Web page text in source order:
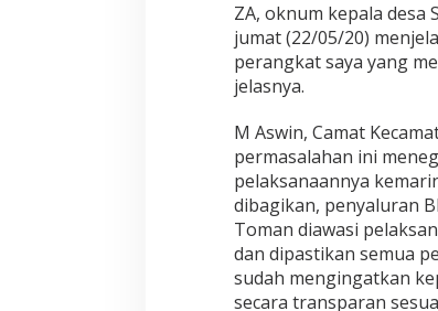
ZA, oknum kepala desa
jumat (22/05/20)
perangkat saya yang
jelasnya.
M Aswin, Camat
permasalahan ini
pelaksanaannya
dibagikan, penyaluran
Toman diawasi
dan dipastikan semua
sudah mengingatkan
secara transparan